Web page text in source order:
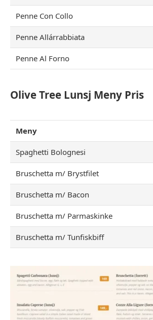
Penne Con Collo
Penne Allárrabbiata
Penne Al Forno
Olive Tree Lunsj Meny Pris
Meny
Spaghetti Bolognesi
Bruschetta m/ Brystfilet
Bruschetta m/ Bacon
Bruschetta m/ Parmaskinke
Bruschetta m/ Tunfiskbiff